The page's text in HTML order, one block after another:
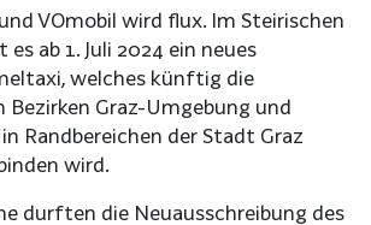
VOmobil wird flux. Im Steirischen
ab 1. Juli 2024 ein neues
welches künftig die
Bezirken Graz-Umgebung und
Randbereichen der Stadt Graz
wird.
durften die Neuausschreibung des